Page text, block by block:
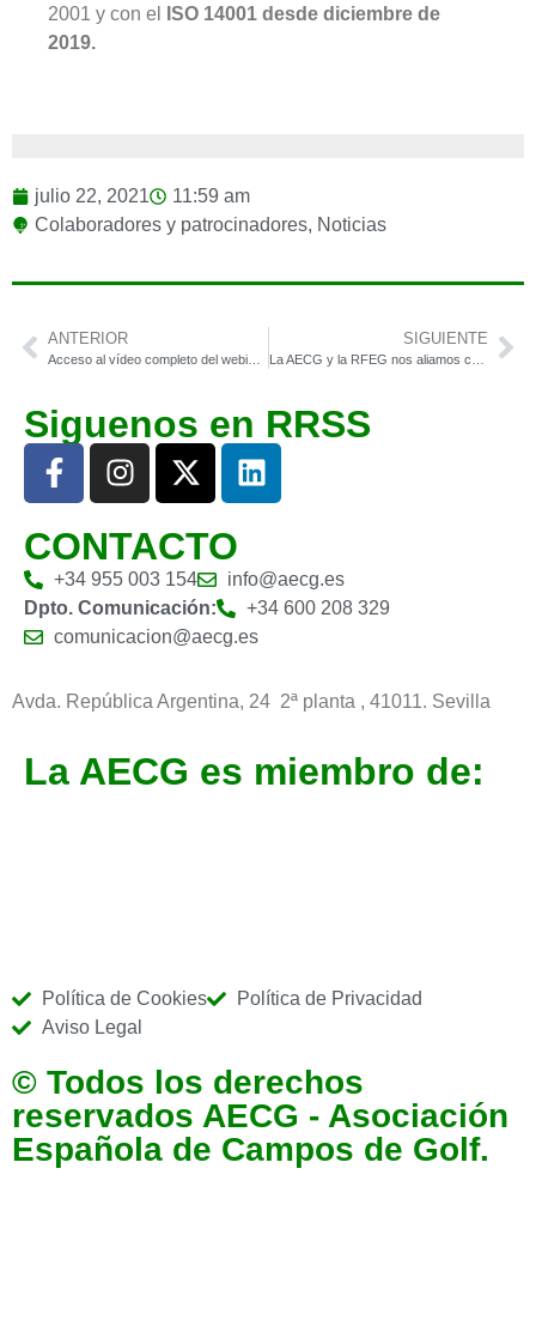
2001 y con el
ISO 14001 desde diciembre de
2019.
julio 22, 2021
11:59 am
Colaboradores y patrocinadores, Noticias
ANTERIOR SIGUIENTE
Siguenos en RRSS
CONTACTO
+34 955 003 154
info@aecg.es
Dpto. Comunicación:
+34 600 208 329
comunicacion@aecg.es
Avda. República Argentina, 24 2ª planta , 41011. Sevilla
La AECG es miembro de:
© Todos los derechos
reservados AECG - Asociación
Española de Campos de Golf.
Política de Cookies
Política de Privacidad
Aviso Legal